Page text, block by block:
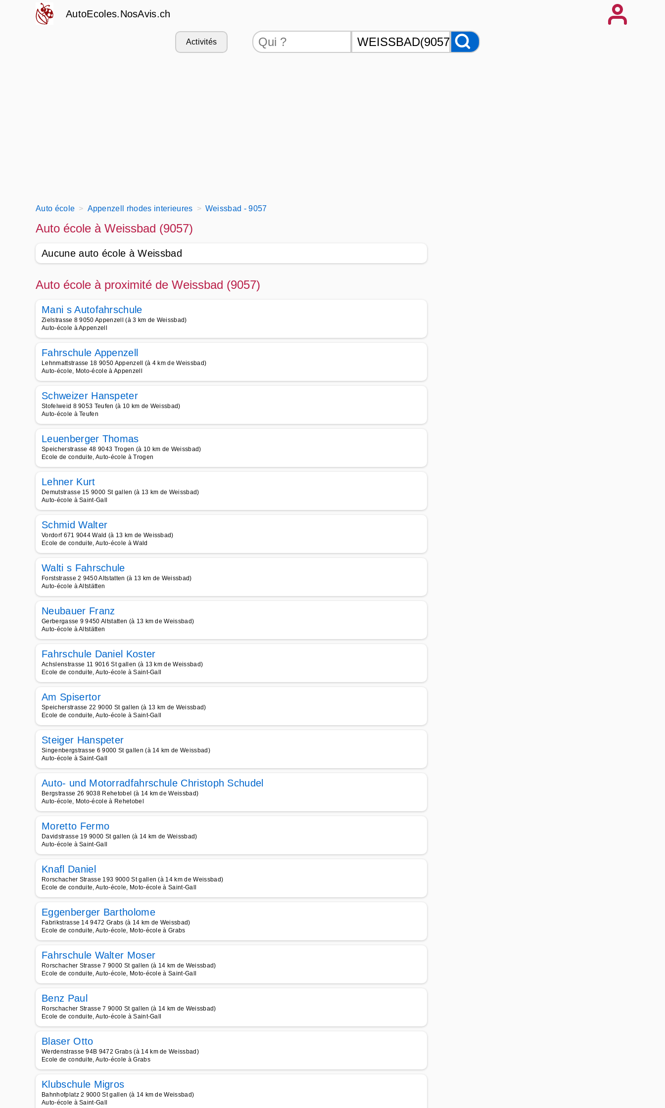
AutoEcoles.NosAvis.ch
Activités
Auto école Appenzell rhodes interieures Weissbad - 9057
Auto école à Weissbad (9057)
Aucune auto école à Weissbad
Auto école à proximité de Weissbad (9057)
Mani s Autofahrschule
Zielstrasse 8 9050 Appenzell (à 3 km de Weissbad)
Auto-école à Appenzell
Fahrschule Appenzell
Lehnmattstrasse 18 9050 Appenzell (à 4 km de Weissbad)
Auto-école, Moto-école à Appenzell
Schweizer Hanspeter
Stofelweid 8 9053 Teufen (à 10 km de Weissbad)
Auto-école à Teufen
Leuenberger Thomas
Speicherstrasse 48 9043 Trogen (à 10 km de Weissbad)
Ecole de conduite, Auto-école à Trogen
Lehner Kurt
Demutstrasse 15 9000 St gallen (à 13 km de Weissbad)
Auto-école à Saint-Gall
Schmid Walter
Vordorf 671 9044 Wald (à 13 km de Weissbad)
Ecole de conduite, Auto-école à Wald
Walti s Fahrschule
Forststrasse 2 9450 Altstatten (à 13 km de Weissbad)
Auto-école à Altstätten
Neubauer Franz
Gerbergasse 9 9450 Altstatten (à 13 km de Weissbad)
Auto-école à Altstätten
Fahrschule Daniel Koster
Achslenstrasse 11 9016 St gallen (à 13 km de Weissbad)
Ecole de conduite, Auto-école à Saint-Gall
Am Spisertor
Speicherstrasse 22 9000 St gallen (à 13 km de Weissbad)
Ecole de conduite, Auto-école à Saint-Gall
Steiger Hanspeter
Singenbergstrasse 6 9000 St gallen (à 14 km de Weissbad)
Auto-école à Saint-Gall
Auto- und Motorradfahrschule Christoph Schudel
Bergstrasse 26 9038 Rehetobel (à 14 km de Weissbad)
Auto-école, Moto-école à Rehetobel
Moretto Fermo
Davidstrasse 19 9000 St gallen (à 14 km de Weissbad)
Auto-école à Saint-Gall
Knafl Daniel
Rorschacher Strasse 193 9000 St gallen (à 14 km de Weissbad)
Ecole de conduite, Auto-école, Moto-école à Saint-Gall
Eggenberger Bartholome
Fabrikstrasse 14 9472 Grabs (à 14 km de Weissbad)
Ecole de conduite, Auto-école, Moto-école à Grabs
Fahrschule Walter Moser
Rorschacher Strasse 7 9000 St gallen (à 14 km de Weissbad)
Ecole de conduite, Auto-école, Moto-école à Saint-Gall
Benz Paul
Rorschacher Strasse 7 9000 St gallen (à 14 km de Weissbad)
Ecole de conduite, Auto-école à Saint-Gall
Blaser Otto
Werdenstrasse 94B 9472 Grabs (à 14 km de Weissbad)
Ecole de conduite, Auto-école à Grabs
Klubschule Migros
Bahnhofplatz 2 9000 St gallen (à 14 km de Weissbad)
Auto-école à Saint-Gall